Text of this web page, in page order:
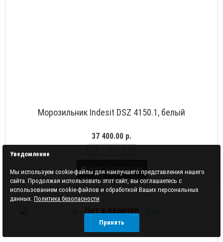
Морозильник Indesit DSZ 4150.1, белый
37 400.00 р.
Нет в наличии
Уведомление
Мы используем cookie-файлы для наилучшего представления нашего
сайта. Продолжая использовать этот сайт, вы соглашаетесь с
использованием cookie-файлов и обработкой Ваших персональных
данных. Политика безопасности
Принять